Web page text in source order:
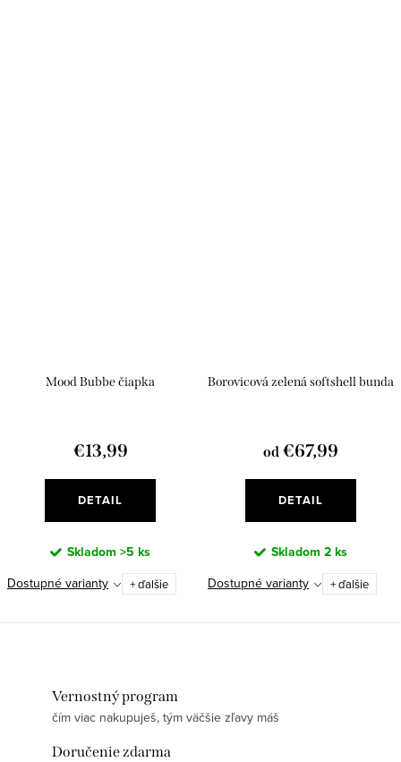
Mood Bubbe čiapka
€13,99
DETAIL
Skladom >5 ks
Dostupné varianty
+ ďalšie
Borovicová zelená softshell bunda
od €67,99
DETAIL
Skladom 2 ks
Dostupné varianty
+ ďalšie
Vernostný program
čím viac nakupuješ, tým väčšie zľavy máš
Doručenie zdarma